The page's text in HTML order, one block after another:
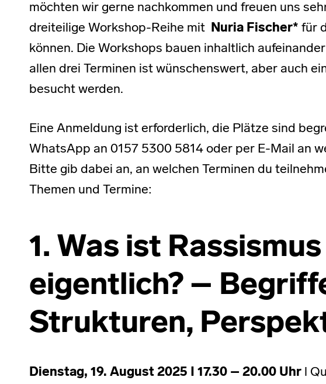
möchten wir gerne nachkommen und freuen uns
dreiteilige Workshop-Reihe mit Nuria Fischer* für
können. Die Workshops bauen inhaltlich
allen drei Terminen ist wünschenswert, aber auch
besucht werden.
Eine Anmeldung ist erforderlich, die Plätze sind
WhatsApp an 0157 5300 5814 oder per E-Mail an
Bitte gib dabei an, an welchen Terminen du
Themen und Termine:
1. Was ist Rassismus
eigentlich? –
Strukturen,
Dienstag, 19. August 2025 I 17.30 – 20.00 Uhr l